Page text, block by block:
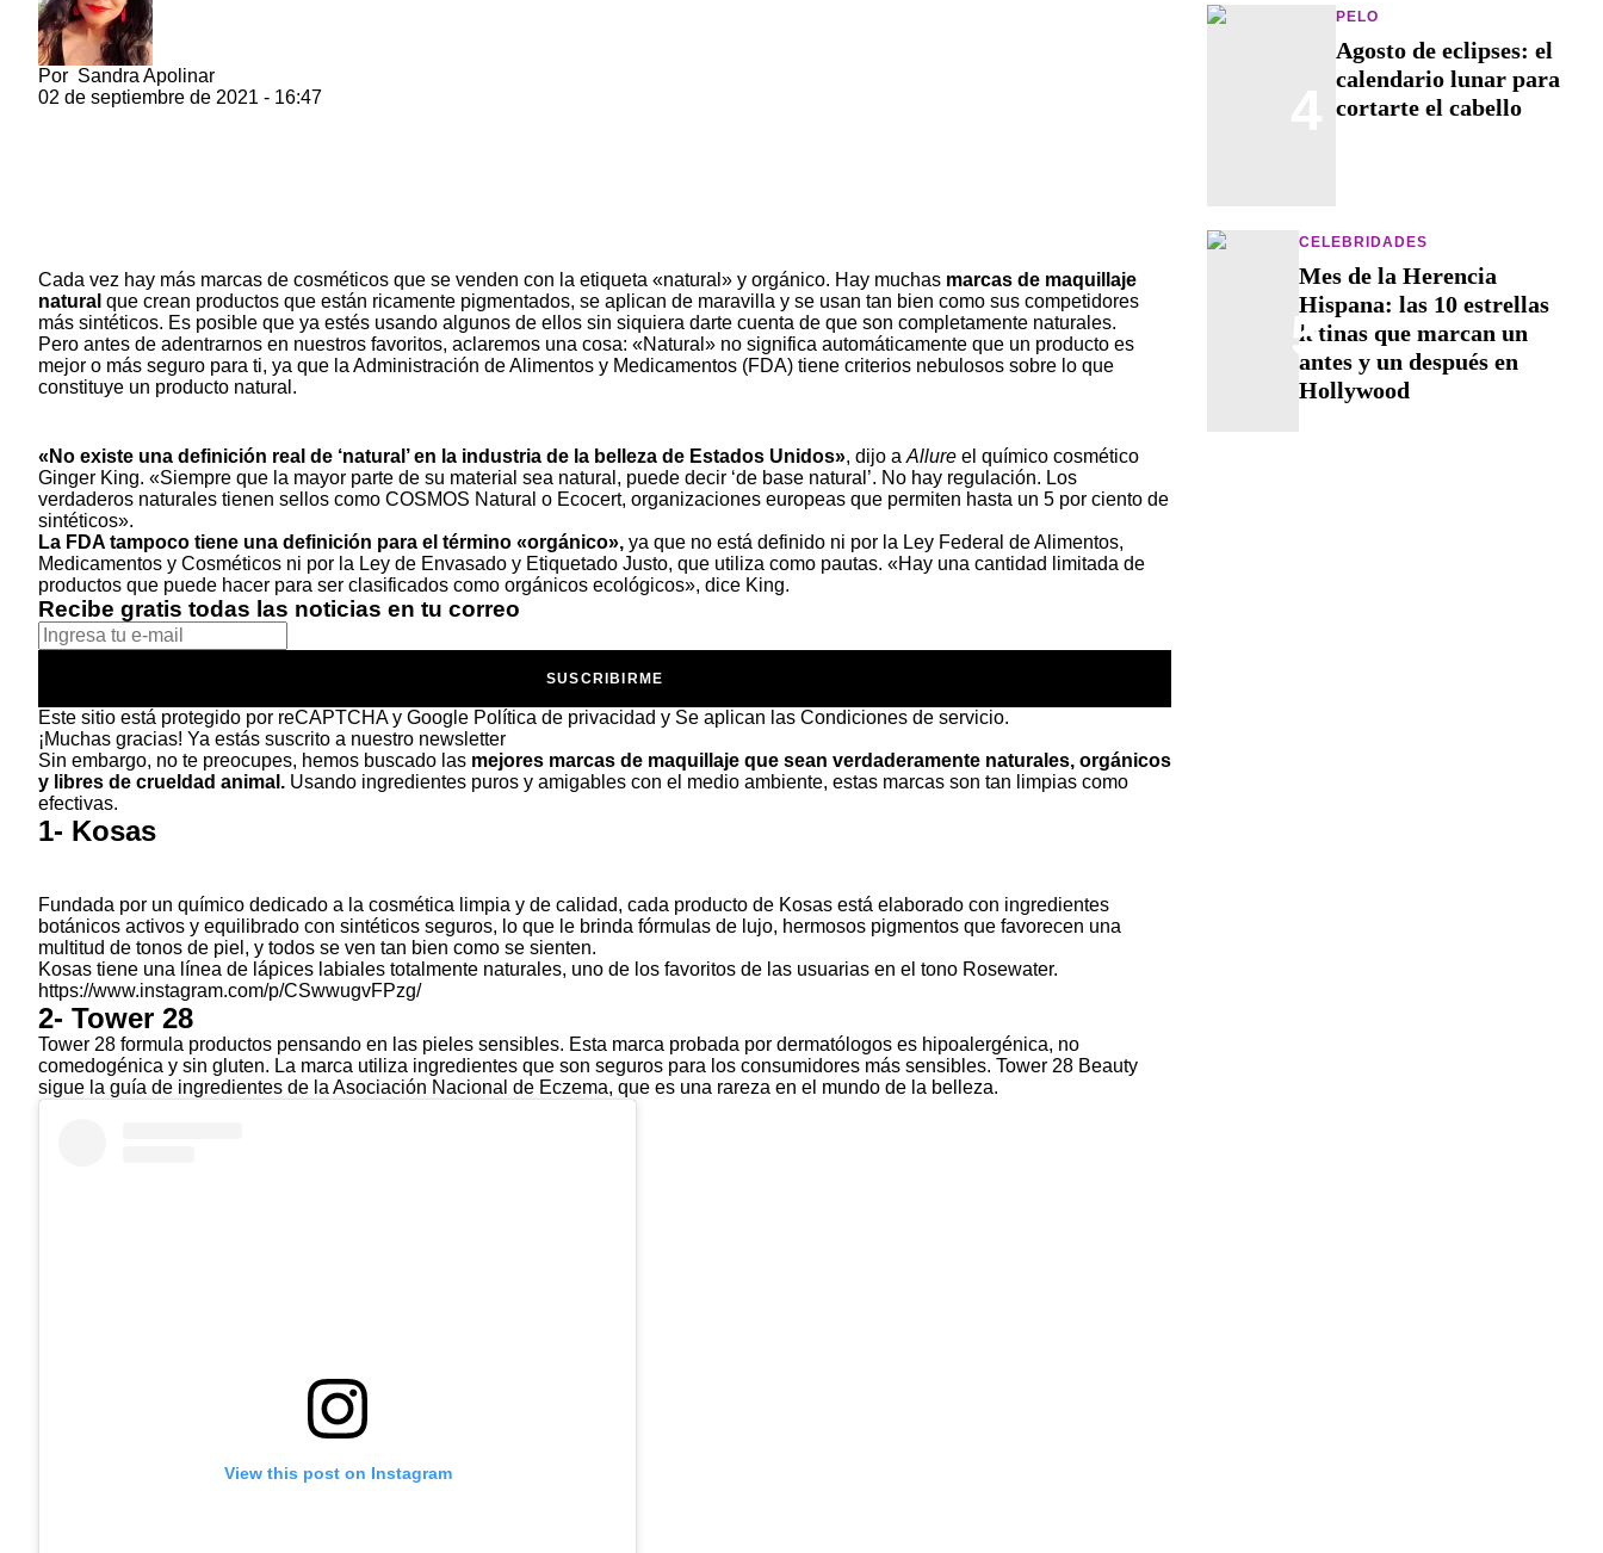
Por Sandra Apolinar
02 de septiembre de 2021 - 16:47
Cada vez hay más marcas de cosméticos que se venden con la etiqueta «natural» y orgánico. Hay muchas marcas de maquillaje
natural que crean productos que están ricamente pigmentados, se aplican de maravilla y se usan tan bien como sus competidores
más sintéticos. Es posible que ya estés usando algunos de ellos sin siquiera darte cuenta de que son completamente naturales.
Pero antes de adentrarnos en nuestros favoritos, aclaremos una cosa: «Natural» no significa automáticamente que un producto es
mejor o más seguro para ti, ya que la Administración de Alimentos y Medicamentos (FDA) tiene criterios nebulosos sobre lo que
constituye un producto natural.
«No existe una definición real de ‘natural’ en la industria de la belleza de Estados Unidos», dijo a Allure el químico cosmético
Ginger King. «Siempre que la mayor parte de su material sea natural, puede decir ‘de base natural’. No hay regulación. Los
verdaderos naturales tienen sellos como COSMOS Natural o Ecocert, organizaciones europeas que permiten hasta un 5 por ciento de
sintéticos».
La FDA tampoco tiene una definición para el término «orgánico», ya que no está definido ni por la Ley Federal de Alimentos,
Medicamentos y Cosméticos ni por la Ley de Envasado y Etiquetado Justo, que utiliza como pautas. «Hay una cantidad limitada de
productos que puede hacer para ser clasificados como orgánicos ecológicos», dice King.
Recibe gratis todas las noticias en tu correo
SUSCRIBIRME
Este sitio está protegido por reCAPTCHA y Google Política de privacidad y Se aplican las Condiciones de servicio.
¡Muchas gracias! Ya estás suscrito a nuestro newsletter
Sin embargo, no te preocupes, hemos buscado las mejores marcas de maquillaje que sean verdaderamente naturales, orgánicos
y libres de crueldad animal. Usando ingredientes puros y amigables con el medio ambiente, estas marcas son tan limpias como
efectivas.
1- Kosas
Fundada por un químico dedicado a la cosmética limpia y de calidad, cada producto de Kosas está elaborado con ingredientes
botánicos activos y equilibrado con sintéticos seguros, lo que le brinda fórmulas de lujo, hermosos pigmentos que favorecen una
multitud de tonos de piel, y todos se ven tan bien como se sienten.
Kosas tiene una línea de lápices labiales totalmente naturales, uno de los favoritos de las usuarias en el tono Rosewater.
https://www.instagram.com/p/CSwwugvFPzg/
2- Tower 28
Tower 28 formula productos pensando en las pieles sensibles. Esta marca probada por dermatólogos es hipoalergénica, no
comedogénica y sin gluten. La marca utiliza ingredientes que son seguros para los consumidores más sensibles. Tower 28 Beauty
sigue la guía de ingredientes de la Asociación Nacional de Eczema, que es una rareza en el mundo de la belleza.
View this post on Instagram
PELO
Agosto de eclipses: el
calendario lunar para
cortarte el cabello
5
CELEBRIDADES
Mes de la Herencia
Hispana: las 10 estrellas
latinas que marcan un
antes y un después en
Hollywood